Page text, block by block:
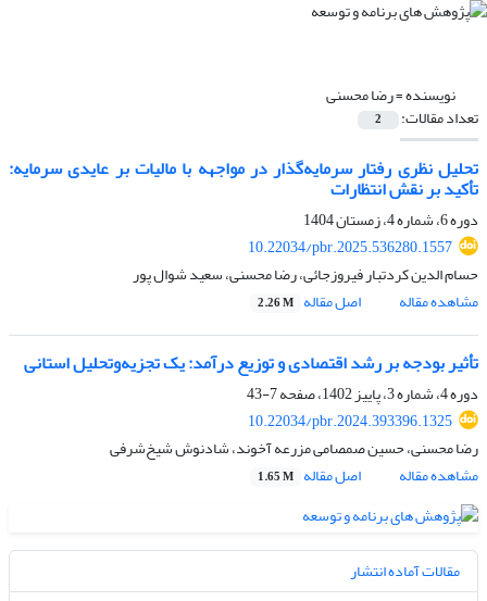
نویسنده =رضا محسنی
تعداد مقالات: 2
تحلیل نظری رفتار سرمایه‌گذار در مواجهه با مالیات بر عایدی سرمایه:
تأکید بر نقش انتظارات
دوره 6، شماره 4، زمستان 1404
10.22034/pbr.2025.536280.1557
حسام الدین کردتبار فیروزجائی، رضا محسنی، سعید شوال پور
مشاهده مقاله
اصل مقاله 2.26 M
تأثیر بودجه بر رشد اقتصادی و توزیع درآمد: یک تجزیه‌وتحلیل استانی
دوره 4، شماره 3، پاییز 1402، صفحه
7-43
10.22034/pbr.2024.393396.1325
رضا محسنی، حسین صمصامی مزرعه آخوند، شادنوش شیخ‌شرفی
مشاهده مقاله
اصل مقاله 1.65 M
مقالات آماده انتشار